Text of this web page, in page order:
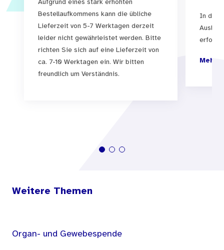
Aufgrund eines stark erhöhten
Bestellaufkommens kann die übliche
Lieferzeit von 5-7 Werktagen derzeit
leider nicht gewährleistet werden. Bitte
richten Sie sich auf eine Lieferzeit von
ca. 7-10 Werktagen ein. Wir bitten
freundlich um Verständnis.
In der
Mehr
Weitere Themen
Organ- und Gewebespende